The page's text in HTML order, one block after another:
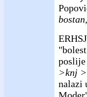
>knj
nalazi